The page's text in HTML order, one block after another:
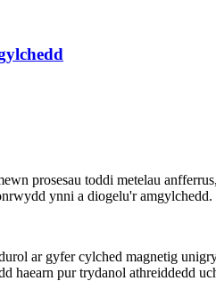
prosesau toddi metelau
ynni a diogelu'r amgylchedd.
ar gyfer cylched magnetig
haearn pur trydanol athreiddedd